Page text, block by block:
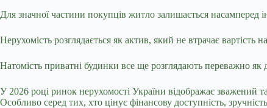
Для значної частини покупців житло залишається насамперед
Нерухомість розглядається як актив, який не втрачає вартість
Натомість приватні будинки все ще розглядають переважно як
У 2026 році ринок нерухомості України відображає зважений
Особливо серед тих, хто цінує фінансову доступність,